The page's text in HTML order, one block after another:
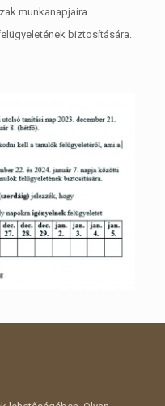
munkanapjaira
biztosítására.